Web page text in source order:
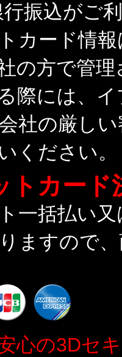
振込がご
カード情
の方で管
際には、
社の厳し
ください。
トカード
一括払い
ますので
心の3Dセ